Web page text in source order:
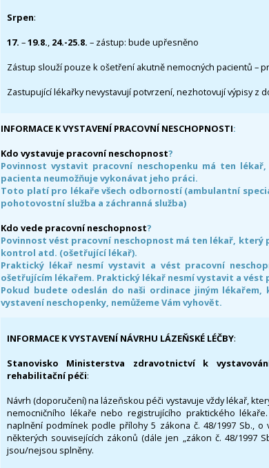
Srpen:
17. –19.8., 24.-25.8. – zástup: bude upřesněno
Zástup slouží pouze k ošetření akutně nemocných pacientů –
Zastupující lékařky nevystavují potvrzení, nezhotovují výpisy z
INFORMACE K VYSTAVENÍ PRACOVNÍ NESCHOPNOSTI:
Kdo vystavuje pracovní neschopnost?
Povinnost vystavit pracovní neschopenku má ten
pacienta neumožňuje vykonávat jeho práci.
Toto platí pro lékaře všech odborností (ambulantní
pohotovostní služba a záchranná služba)
Kdo vede pracovní neschopnost?
Povinnost vést pracovní neschopnost má ten lékař,
kontrol atd. (ošetřující lékař).
Praktický lékař nesmí vystavit a vést pracovní
ošetřujícím lékařem. Praktický lékař nesmí vystavit a
Pokud budete odeslán do naši ordinace jiným
vystavení neschopenky, nemůžeme Vám vyhovět.
INFORMACE K VYSTAVENÍ NÁVRHU LÁZEŇSKÉ LÉČBY:
Stanovisko Ministerstva zdravotnictví k
rehabilitační péči:
Návrh (doporučení) na lázeňskou péči vystavuje vždy lékař,
nemocničního lékaře nebo registrujícího praktického
naplnění podmínek podle přílohy 5 zákona č. 48/1997 Sb.,
některých souvisejících zákonů (dále jen „zákon č. 48/1997
jsou/nejsou splněny.